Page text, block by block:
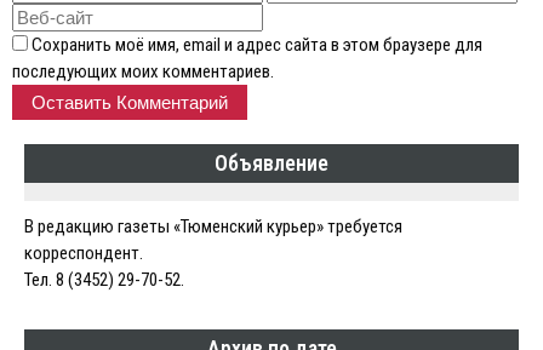
Сохранить моё имя, email и адрес сайта в этом браузере для
последующих моих комментариев.
Объявление
В редакцию газеты «Тюменский курьер» требуется
корреспондент.
Тел. 8 (3452) 29-70-52.